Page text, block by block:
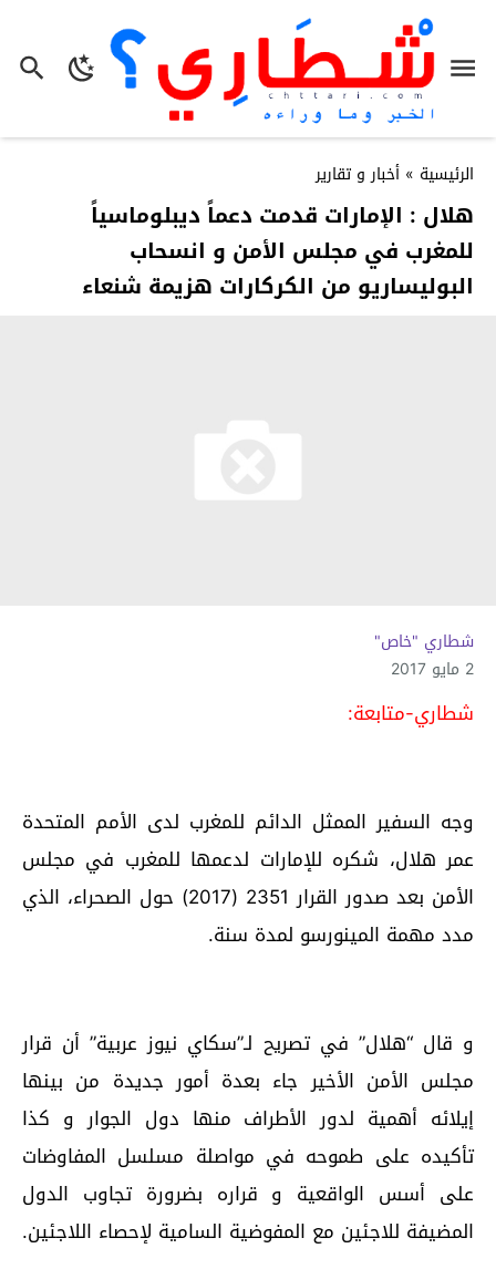
الرئيسية » أخبار و تقارير
هلال : الإمارات قدمت دعماً ديبلوماسياً
للمغرب في مجلس الأمن و انسحاب
البوليساريو من الكركارات هزيمة شنعاء
شطاري "خاص"
2 مايو 2017
شطاري-متابعة:
وجه السفير الممثل الدائم للمغرب لدى الأمم المتحدة
عمر هلال، شكره للإمارات لدعمها للمغرب في مجلس
الأمن بعد صدور القرار 2351 (2017) حول الصحراء، الذي
مدد مهمة المينورسو لمدة سنة.
و قال “هلال” في تصريح لـ”سكاي نيوز عربية” أن قرار
مجلس الأمن الأخير جاء بعدة أمور جديدة من بينها
إيلائه أهمية لدور الأطراف منها دول الجوار و كذا
تأكيده على طموحه في مواصلة مسلسل المفاوضات
على أسس الواقعية و قراره بضرورة تجاوب الدول
المضيفة للاجئين مع المفوضية السامية لإحصاء اللاجئين.